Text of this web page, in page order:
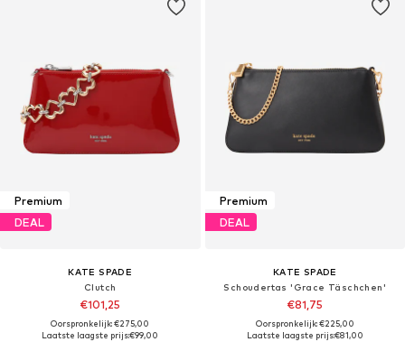
Premium
DEAL
KATE SPADE
Clutch
€101,25
Oorspronkelijk: €275,00
Laatste laagste prijs:€99,00
Premium
DEAL
KATE SPADE
Schoudertas 'Grace Täschchen'
€81,75
Oorspronkelijk: €225,00
Laatste laagste prijs:€81,00